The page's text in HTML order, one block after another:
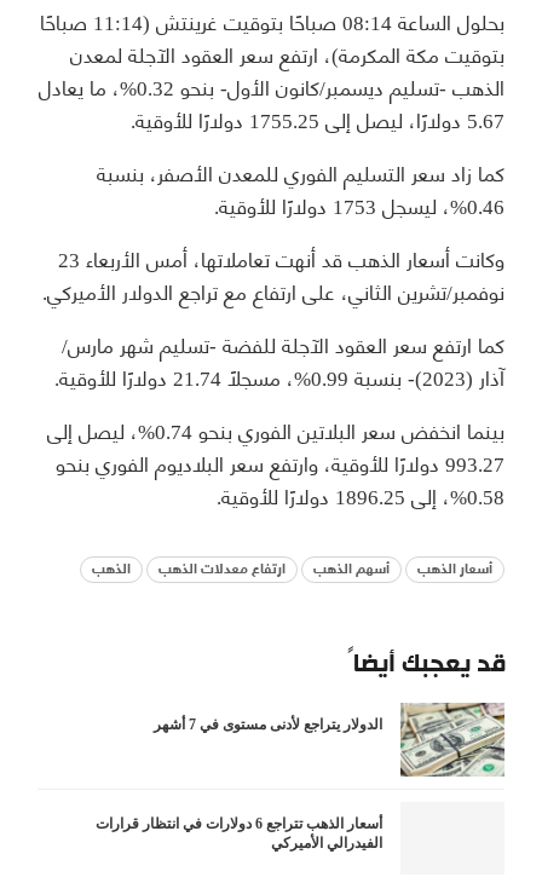
بحلول الساعة 08:14 صباحًا بتوقيت غرينتش (11:14 صباحًا
بتوقيت مكة المكرمة)، ارتفع سعر العقود الآجلة لمعدن
الذهب -تسليم ديسمبر/كانون الأول- بنحو 0.32%، ما يعادل
5.67 دولارًا، ليصل إلى 1755.25 دولارًا للأوقية.
كما زاد سعر التسليم الفوري للمعدن الأصفر، بنسبة
0.46%، ليسجل 1753 دولارًا للأوقية.
وكانت أسعار الذهب قد أنهت تعاملاتها، أمس الأربعاء 23
نوفمبر/تشرين الثاني، على ارتفاع مع تراجع الدولار الأميركي.
كما ارتفع سعر العقود الآجلة للفضة -تسليم شهر مارس/
آذار (2023)- بنسبة 0.99%، مسجلًا 21.74 دولارًا للأوقية.
بينما انخفض سعر البلاتين الفوري بنحو 0.74%، ليصل إلى
993.27 دولارًا للأوقية، وارتفع سعر البلاديوم الفوري بنحو
0.58%، إلى 1896.25 دولارًا للأوقية.
أسعار الذهب أسهم الذهب ارتفاع معدلات الذهب الذهب
قد يعجبك أيضاً
الدولار يتراجع لأدنى مستوى في 7 أشهر
أسعار الذهب تتراجع 6 دولارات في انتظار قرارات
الفيدرالي الأميركي